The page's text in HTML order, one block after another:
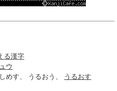
る漢字
ウ
めす、 うるおう、
うるおす